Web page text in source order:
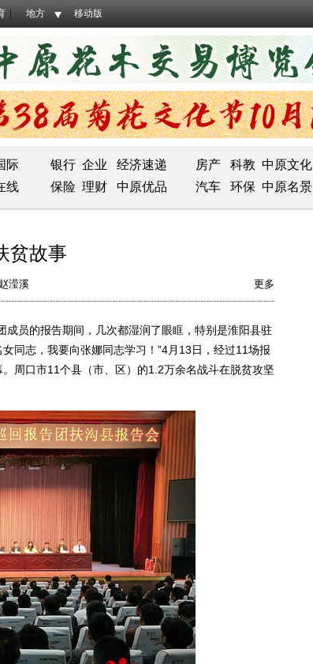
地方 移动版
际 银行 企业 经济速递 房产 科教 中原文化
线 保险 理财 中原优品 汽车 环保 中原名景
贫故事
滢溪 更多
员的报告期间，几次都湿润了眼眶，特别是淮阳县驻
同志，我要向张娜同志学习！”4月13日，经过11场报
周口市11个县（市、区）的1.2万余名战斗在脱贫攻坚